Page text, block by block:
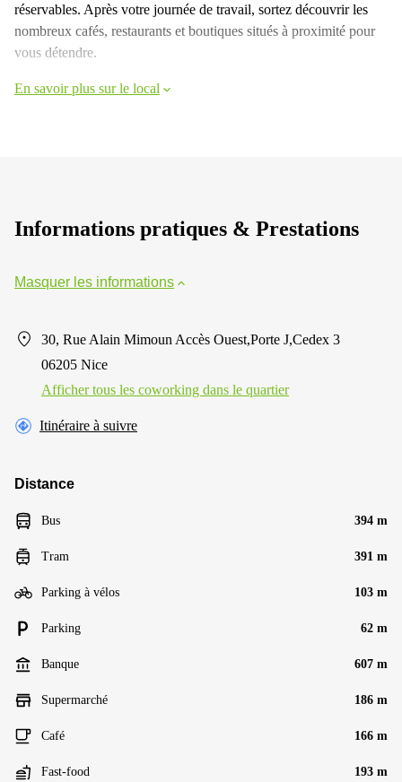
réservables. Après votre journée de travail, sortez découvrir les
nombreux cafés, restaurants et boutiques situés à proximité pour
vous détendre.
En savoir plus sur le local
Informations pratiques & Prestations
Masquer les informations
30, Rue Alain Mimoun Accès Ouest,Porte J,Cedex 3
06205 Nice
Afficher tous les сoworking dans le quartier
Itinéraire à suivre
Distance
Bus 394 m
Tram 391 m
Parking à vélos 103 m
Parking 62 m
Banque 607 m
Supermarché 186 m
Café 166 m
Fast-food 193 m